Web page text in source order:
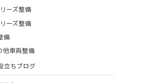
ーズ整備
ーズ整備
備
他車両整備
立ちブログ